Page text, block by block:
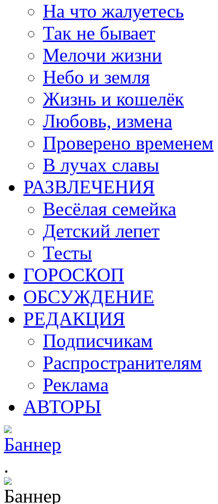
На что жалуетесь
Так не бывает
Мелочи жизни
Небо и земля
Жизнь и кошелёк
Любовь, измена
Проверено временем
В лучах славы
РАЗВЛЕЧЕНИЯ
Весёлая семейка
Детский лепет
Тесты
ГОРОСКОП
ОБСУЖДЕНИЕ
РЕДАКЦИЯ
Подписчикам
Распространителям
Реклама
АВТОРЫ
.